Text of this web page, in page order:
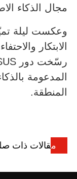
مجال الذكاء
الابتكار
المدعومة
المنطقة.
مقالات ذات